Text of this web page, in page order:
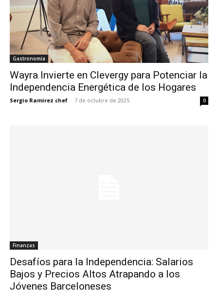
Gastronomía
Wayra Invierte en Clevergy para Potenciar la
Independencia Energética de los Hogares
Sergio Ramirez chef - 7 de octubre de 2025 0
Finanzas
Desafíos para la Independencia: Salarios
Bajos y Precios Altos Atrapando a los
Jóvenes Barceloneses